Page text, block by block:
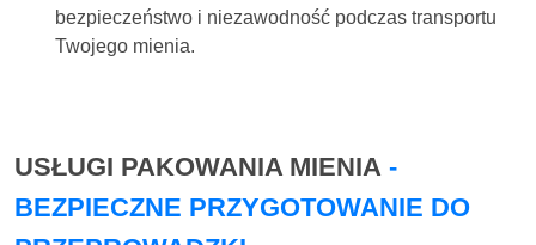
bezpieczeństwo i niezawodność podczas transportu
Twojego mienia.
USŁUGI PAKOWANIA MIENIA -
BEZPIECZNE PRZYGOTOWANIE DO